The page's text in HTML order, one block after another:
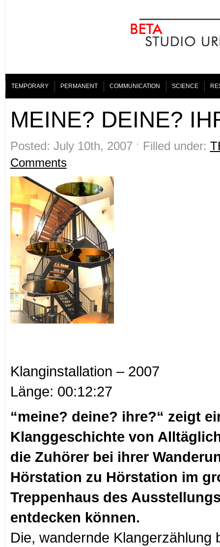
TEMPORARY PERMANENT COMMUNICATION SCIENCE
MEINE? DEINE?
Posted: July 10th, 2007 ˑ Filled under:
Comments
Klanginstallation – 2007
Länge: 00:12:27
“meine? deine? ihre?“ zeigt
Klanggeschichte von
die Zuhörer bei ihrer
Hörstation zu Hörstation im
Treppenhaus des
entdecken können.
Die, wandernde Klangerzählung